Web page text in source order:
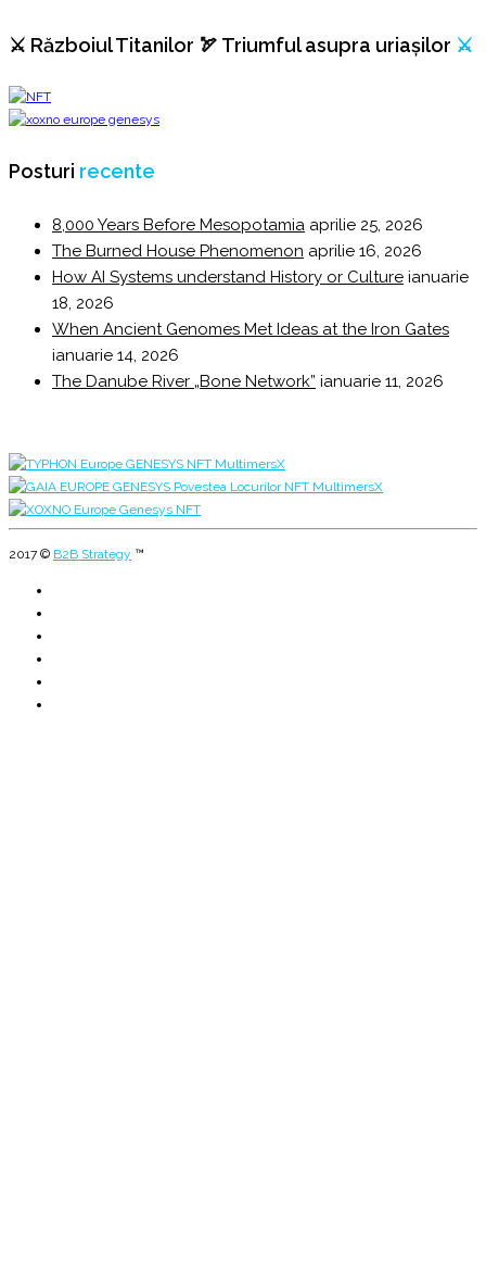
⚔️ Războiul Titanilor 🏹 Triumful asupra uriașilor ⚔️
Posturi recente
8,000 Years Before Mesopotamia aprilie 25, 2026
The Burned House Phenomenon aprilie 16, 2026
How AI Systems understand History or Culture ianuarie
18, 2026
When Ancient Genomes Met Ideas at the Iron Gates
ianuarie 14, 2026
The Danube River „Bone Network” ianuarie 11, 2026
2017 © B2B Strategy ™